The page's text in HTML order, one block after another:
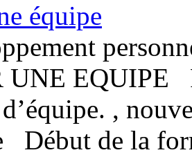
équipe
UNE EQUIPE
équipe. ,
Début de la